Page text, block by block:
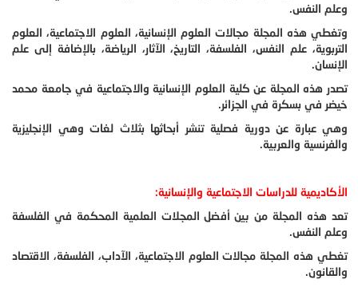
وعلم النفس.
وتغطي هذه المجلة مجالات العلوم الإنسانية، العلوم الاجتماعية، العلوم
التربوية، علم النفس، الفلسفة، التاريخ، الآثار، الرياضة، بالإضافة إلى علم
الإنسان.
تصدر هذه المجلة عن كلية العلوم الإنسانية والاجتماعية في جامعة محمد
خيضر في بسكرة في الجزائر.
وهي عبارة عن دورية فصلية تنشر أبحاثها بثلاث لغات وهي الإنجليزية
والفرنسية والعربية.
الأكاديمية للدراسات الاجتماعية والإنسانية:
تعد هذه المجلة من بين أفضل المجلات العلمية المحكمة في الفلسفة
وعلم النفس.
تغطي هذه المجلة مجالات العلوم الاجتماعية، الآداب، الفلسفة، الاقتصاد
والقانون.